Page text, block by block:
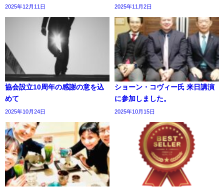
2025年12月11日 2025年11月2日
協会設立10周年の感謝の意を込
めて
2025年10月24日
ショーン・コヴィー氏 来日講演
に参加しました。
2025年10月15日